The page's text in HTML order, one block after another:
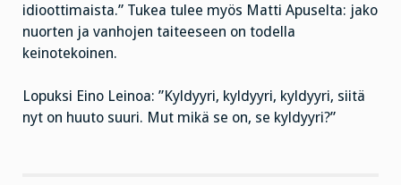
idioottimaista.” Tukea tulee myös Matti Apuselta: jako
nuorten ja vanhojen taiteeseen on todella
keinotekoinen.
Lopuksi Eino Leinoa: ”Kyldyyri, kyldyyri, kyldyyri, siitä
nyt on huuto suuri. Mut mikä se on, se kyldyyri?”